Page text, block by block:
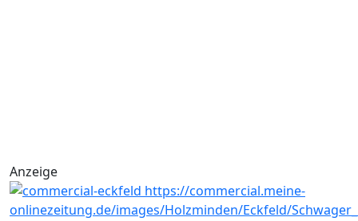
Anzeige